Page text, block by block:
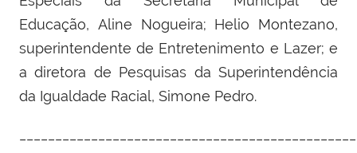
Educação, Aline Nogueira; Helio Montezano,
superintendente de Entretenimento e Lazer; e
a diretora de Pesquisas da Superintendência
da Igualdade Racial, Simone Pedro.